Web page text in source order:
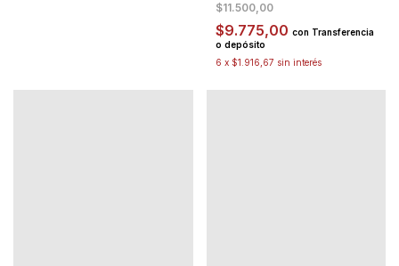
$11.500,00
$9.775,00 con Transferencia
o depósito
6 x $1.916,67 sin interés